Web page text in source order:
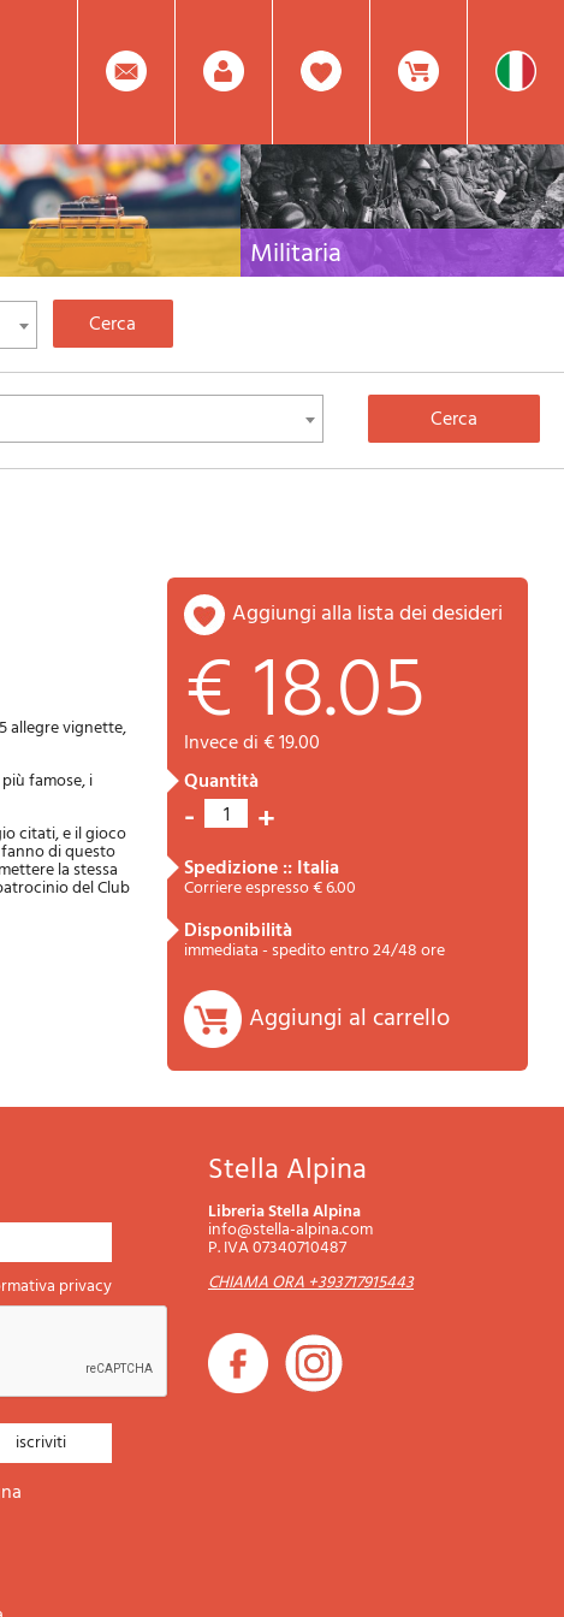
0
Prodotto(i) Attualmente
Nel
Facebook
Registrati
per viaggi e letteratura di
l'Europa e tutto il Mondo
Militaria
Raccolta delle migliori pubblicazioni (libri e dvd)
allegre vignette,
famose, i
citati, e il gioco
di questo
la stessa
del Club
aggiungi alla lista dei desideri
€ 18.05
invece di € 19.00
quantità
- 1 +
spedizione :: Italia
Corriere espresso € 6.00
disponibilità
immediata - spedito entro 24/48 ore
Aggiungi al carrello
privacy
Stella Alpina
Libreria Stella Alpina
info@stella-alpina.com
P. IVA 07340710487
CHIAMA ORA +393717915443